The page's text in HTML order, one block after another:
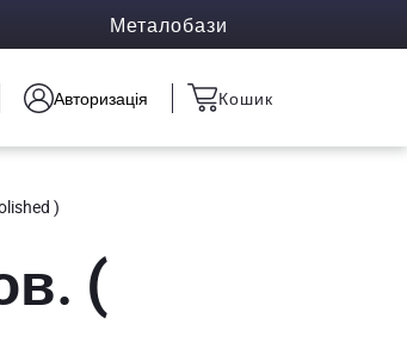
Металобази
Авторизація Кошик
)
(